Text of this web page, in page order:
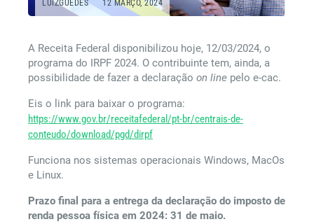
LUIZGUEDES 12 MARÇO, 2024
A Receita Federal disponibilizou hoje, 12/03/2024, o
programa do IRPF 2024. O contribuinte tem, ainda, a
possibilidade de fazer a declaração on line pelo e-cac.
Eis o link para baixar o programa:
https://www.gov.br/receitafederal/pt-br/centrais-de-
conteudo/download/pgd/dirpf
Funciona nos sistemas operacionais Windows, MacOs
e Linux.
Prazo final para a entrega da declaração do imposto de
renda pessoa física em 2024: 31 de maio.